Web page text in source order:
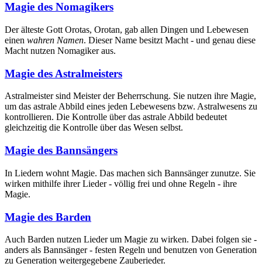
Magie des Nomagikers
Der älteste Gott Orotas, Orotan, gab allen Dingen und Lebewesen
einen wahren Namen. Dieser Name besitzt Macht - und genau diese
Macht nutzen Nomagiker aus.
Magie des Astralmeisters
Astralmeister sind Meister der Beherrschung. Sie nutzen ihre Magie,
um das astrale Abbild eines jeden Lebewesens bzw. Astralwesens zu
kontrollieren. Die Kontrolle über das astrale Abbild bedeutet
gleichzeitig die Kontrolle über das Wesen selbst.
Magie des Bannsängers
In Liedern wohnt Magie. Das machen sich Bannsänger zunutze. Sie
wirken mithilfe ihrer Lieder - völlig frei und ohne Regeln - ihre
Magie.
Magie des Barden
Auch Barden nutzen Lieder um Magie zu wirken. Dabei folgen sie -
anders als Bannsänger - festen Regeln und benutzen von Generation
zu Generation weitergegebene Zauberieder.